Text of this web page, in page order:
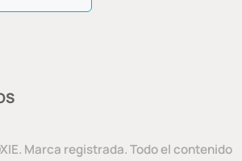
Marca registrada. Todo el contenido